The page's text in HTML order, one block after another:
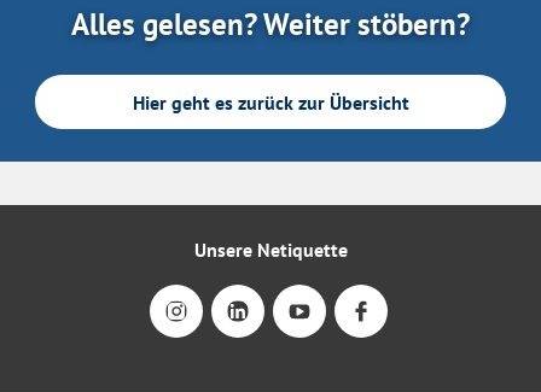
Alles gelesen? Weiter stöbern?
Hier geht es zurück zur Übersicht
Unsere Netiquette